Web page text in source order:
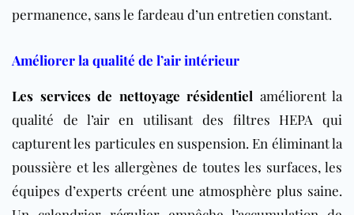
permanence, sans le fardeau d’un entretien constant.
Améliorer la qualité de l’air intérieur
Les services de nettoyage résidentiel améliorent la
qualité de l’air en utilisant des filtres HEPA qui
capturent les particules en suspension. En éliminant la
poussière et les allergènes de toutes les surfaces, les
équipes d’experts créent une atmosphère plus saine.